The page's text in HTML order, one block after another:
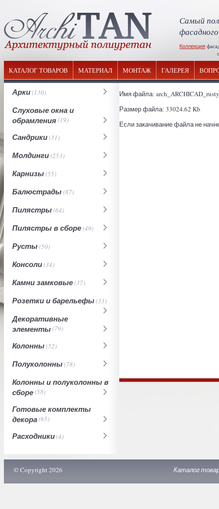
Самый
Коллекция
КАТАЛОГ ТОВАРОВ МАТЕРИАЛ МОНТАЖ ГАЛЕРЕЯ
Арки(130)
Слуховые окна и
обрамления(19)
Сандрики(31)
Молдинги(253)
Карнизы(55)
Балюстрады(87)
Пилястры(64)
Пилястры в сборе(49)
Русты(50)
Консоли(34)
Камни замковые(37)
Розетки и барельефы(33)
Декоративные
элементы(79)
Колонны(52)
Полуколонны(78)
Колонны и полуколонны в
сборе(58)
Готовые комплекты
декора(65)
Расходники(4)
Имя файла:
Размер файла: 33024.62 Kb
Если закачивание файла не
© Copyright 2026 Каталог